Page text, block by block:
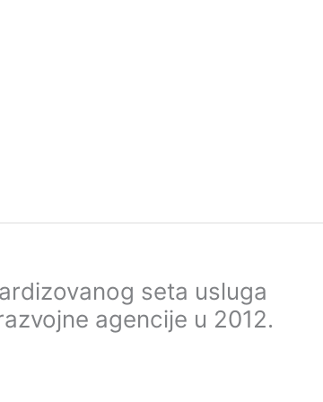
seta usluga
agencije u 2012.